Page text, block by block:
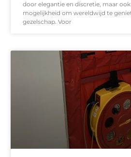
door elegantie en discretie, maar
mogelijkheid om wereldwijd te
gezelschap. Voor